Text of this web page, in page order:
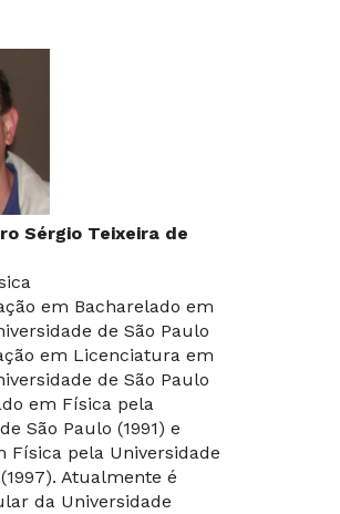
Sérgio Teixeira de
em Bacharelado em
de São Paulo
em Licenciatura em
de São Paulo
em Física pela
São Paulo (1991) e
Física pela Universidade
Atualmente é
da Universidade